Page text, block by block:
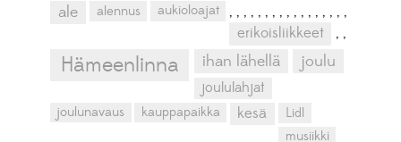
ale ,
alennus ,
aukioloajat ,
erikoisliikkeet
,
Hämeenlinna
,
ihan lähellä
,
joulu
,
joululahjat
,
joulunavaus
,
kauppapaikka
,
kesä
,
Lidl
,
musiikki
,,,,,
, ,